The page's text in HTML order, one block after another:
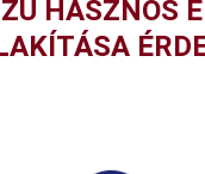
HASZNOS